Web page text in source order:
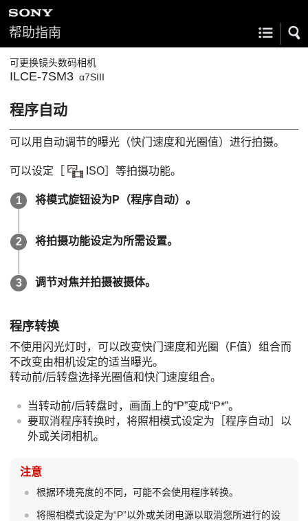
帮助指南
可更换镜头数码相机
ILCE-7SM3 α7SIII
程序自动
可以用自动调节的曝光（快门速度和光圈值）进行拍摄。
可以设定 ISO］等拍摄功能。
将模式旋钮设为 P （程序自动）。
将拍摄功能设定为所需设置。
调节对焦并拍摄被摄体。
程序转换
不使用闪光灯时，可以改变快门速度和光圈（F值）组合而
不改变由相机设定的适当曝光。
转动前/后转盘选择光圈值和快门速度组合。
当转动前/后转盘时，画面上的“P”变成“P*”。
要取消程序转换时，将照相模式设定为 ［程序自动］ 以
外或关闭相机。
注意
根据环境亮度的不同，可能不会使用程序转换。
将照相模式设定为“P”以外或关闭电源以取消您所进行的设